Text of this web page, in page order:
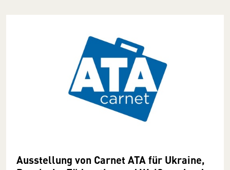
Ausstellung von Carnet ATA für Ukraine,